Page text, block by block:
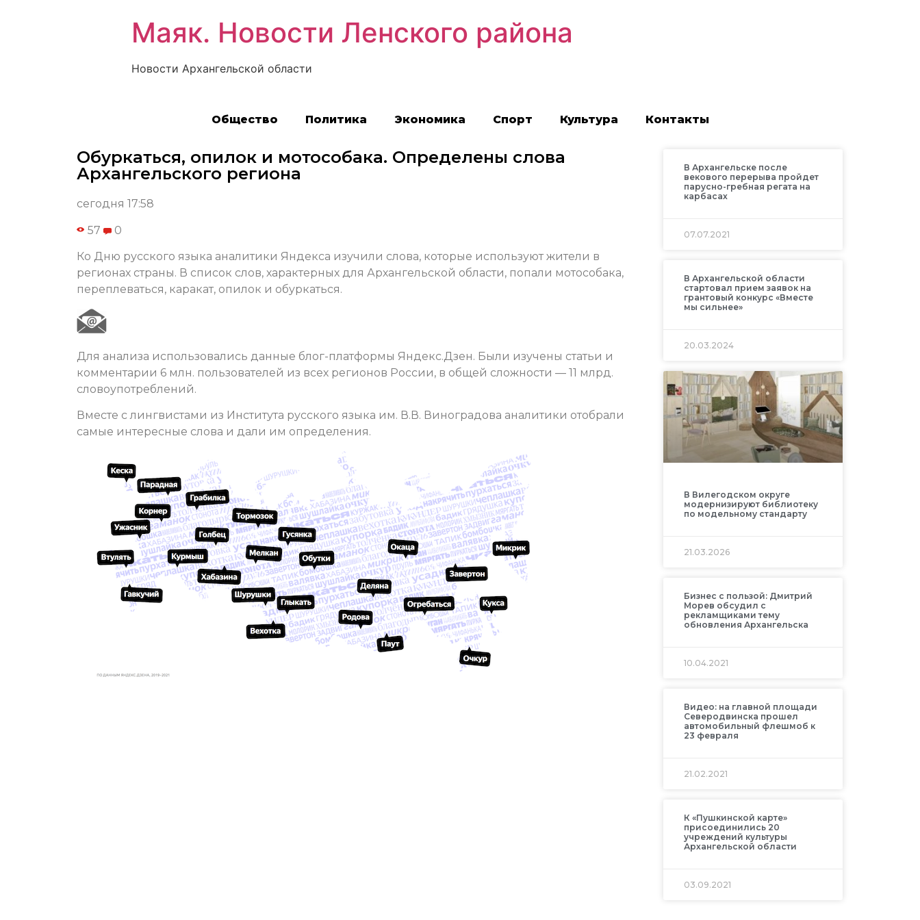
Маяк. Новости Ленского района
Новости Архангельской области
Общество Политика Экономика Спорт Культура Контакты
Обуркаться, опилок и мотособака. Определены слова
Архангельского региона
сегодня 17:58
57 0
Ко Дню русского языка аналитики Яндекса изучили слова, которые используют жители в
регионах страны. В список слов, характерных для Архангельской области, попали мотособака,
переплеваться, каракат, опилок и обуркаться.
Для анализа использовались данные блог-платформы Яндекс.Дзен. Были изучены статьи и
комментарии 6 млн. пользователей из всех регионов России, в общей сложности — 11 млрд.
словоупотреблений.
Вместе с лингвистами из Института русского языка им. В.В. Виноградова аналитики отобрали
самые интересные слова и дали им определения.
В Архангельске после
векового перерыва пройдет
парусно-гребная регата на
карбасах
07.07.2021
В Архангельской области
стартовал прием заявок на
грантовый конкурс «Вместе
мы сильнее»
20.03.2024
В Вилегодском округе
модернизируют библиотеку
по модельному стандарту
21.03.2026
Бизнес с пользой: Дмитрий
Морев обсудил с
рекламщиками тему
обновления Архангельска
10.04.2021
Видео: на главной площади
Северодвинска прошел
автомобильный флешмоб к
23 февраля
21.02.2021
К «Пушкинской карте»
присоединились 20
учреждений культуры
Архангельской области
03.09.2021